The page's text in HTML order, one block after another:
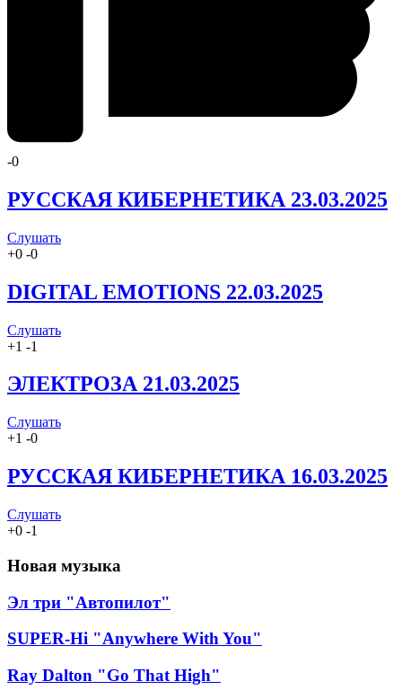
-0
РУССКАЯ КИБЕРНЕТИКА 23.03.2025
Слушать
+0 -0
DIGITAL EMOTIONS 22.03.2025
Слушать
+1 -1
ЭЛЕКТРОЗА 21.03.2025
Слушать
+1 -0
РУССКАЯ КИБЕРНЕТИКА 16.03.2025
Слушать
+0 -1
Новая музыка
Эл три "Автопилот"
SUPER-Hi "Anywhere With You"
Ray Dalton "Go That High"